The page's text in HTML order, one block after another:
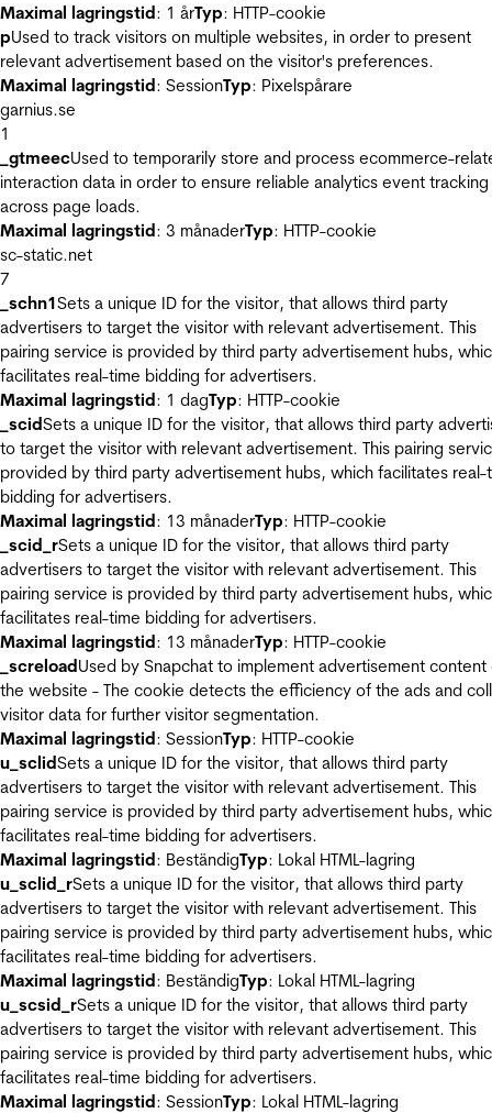
Maximal lagringstid: 1 årTyp: HTTP-cookie
pUsed to track visitors on multiple websites, in order to present
relevant advertisement based on the visitor's preferences.
Maximal lagringstid: SessionTyp: Pixelspårare
garnius.se
1
_gtmeecUsed to temporarily store and process ecommerce-
interaction data in order to ensure reliable analytics event tracking
across page loads.
Maximal lagringstid: 3 månaderTyp: HTTP-cookie
sc-static.net
7
_schn1Sets a unique ID for the visitor, that allows third party
advertisers to target the visitor with relevant advertisement. This
pairing service is provided by third party advertisement hubs,
facilitates real-time bidding for advertisers.
Maximal lagringstid: 1 dagTyp: HTTP-cookie
_scidSets a unique ID for the visitor, that allows third party
to target the visitor with relevant advertisement. This pairing
provided by third party advertisement hubs, which facilitates real-
bidding for advertisers.
Maximal lagringstid: 13 månaderTyp: HTTP-cookie
_scid_rSets a unique ID for the visitor, that allows third party
advertisers to target the visitor with relevant advertisement. This
pairing service is provided by third party advertisement hubs,
facilitates real-time bidding for advertisers.
Maximal lagringstid: 13 månaderTyp: HTTP-cookie
_screloadUsed by Snapchat to implement advertisement content
the website - The cookie detects the efficiency of the ads and
visitor data for further visitor segmentation.
Maximal lagringstid: SessionTyp: HTTP-cookie
u_sclidSets a unique ID for the visitor, that allows third party
advertisers to target the visitor with relevant advertisement. This
pairing service is provided by third party advertisement hubs,
facilitates real-time bidding for advertisers.
Maximal lagringstid: BeständigTyp: Lokal HTML-lagring
u_sclid_rSets a unique ID for the visitor, that allows third party
advertisers to target the visitor with relevant advertisement. This
pairing service is provided by third party advertisement hubs,
facilitates real-time bidding for advertisers.
Maximal lagringstid: BeständigTyp: Lokal HTML-lagring
u_scsid_rSets a unique ID for the visitor, that allows third party
advertisers to target the visitor with relevant advertisement. This
pairing service is provided by third party advertisement hubs,
facilitates real-time bidding for advertisers.
Maximal lagringstid: SessionTyp: Lokal HTML-lagring